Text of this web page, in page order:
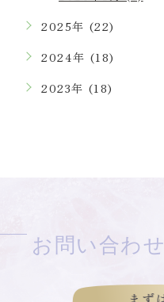
2025年 (22)
2024年 (18)
2023年 (18)
お問い合わせ